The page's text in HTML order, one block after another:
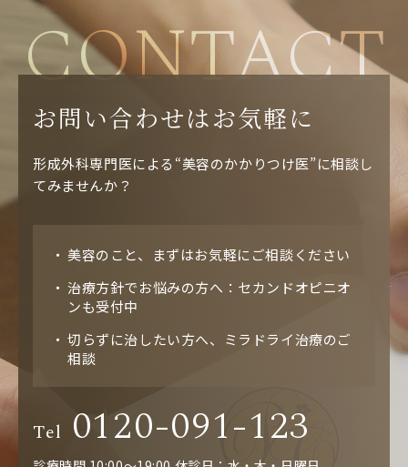
CONTACT
お問い合わせはお気軽に
形成外科専門医による“美容のかかりつけ医”に相談し
てみませんか？
美容のこと、まずはお気軽にご相談ください
治療方針でお悩みの方へ：セカンドオピニオ
ンも受付中
切らずに治したい方へ、ミラドライ治療のご
相談
Tel 0120-091-123